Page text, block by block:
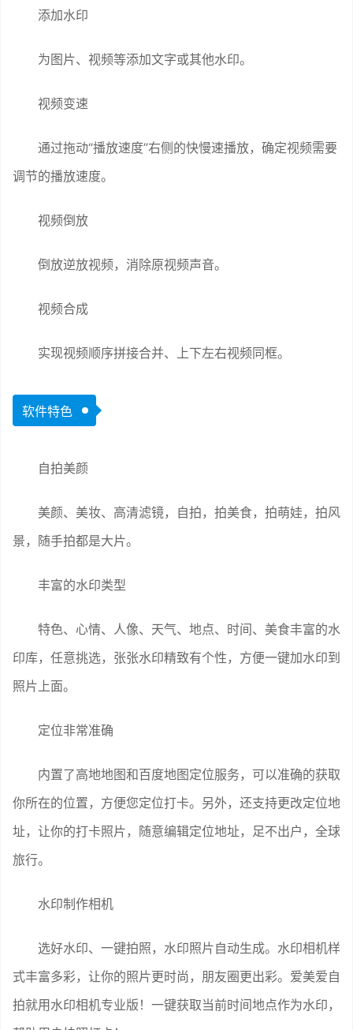
添加水印
为图片、视频等添加文字或其他水印。
视频变速
通过拖动“播放速度”右侧的快慢速播放，确定视频需要
调节的播放速度。
视频倒放
倒放逆放视频，消除原视频声音。
视频合成
实现视频顺序拼接合并、上下左右视频同框。
软件特色
自拍美颜
美颜、美妆、高清滤镜，自拍，拍美食，拍萌娃，拍风
景，随手拍都是大片。
丰富的水印类型
特色、心情、人像、天气、地点、时间、美食丰富的水
印库，任意挑选，张张水印精致有个性，方便一键加水印到
照片上面。
定位非常准确
内置了高地地图和百度地图定位服务，可以准确的获取
你所在的位置，方便您定位打卡。另外，还支持更改定位地
址，让你的打卡照片，随意编辑定位地址，足不出户，全球
旅行。
水印制作相机
选好水印、一键拍照，水印照片自动生成。水印相机样
式丰富多彩，让你的照片更时尚，朋友圈更出彩。爱美爱自
拍就用水印相机专业版！一键获取当前时间地点作为水印，